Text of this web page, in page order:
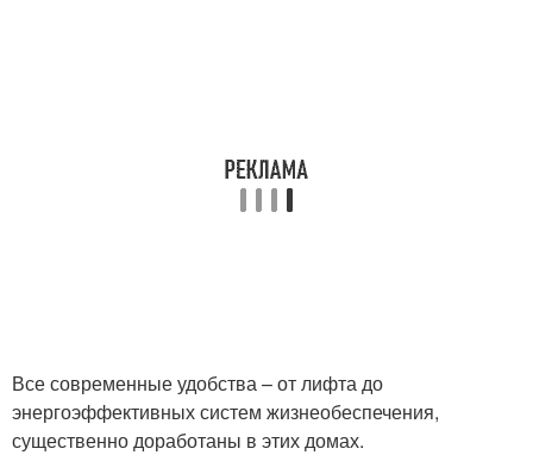
Все современные удобства – от лифта до
энергоэффективных систем жизнеобеспечения,
существенно доработаны в этих домах.